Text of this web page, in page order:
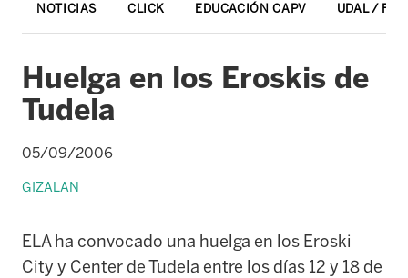
NOTICIAS CLICK EDUCACIÓN CAPV UDAL /
Huelga en los Eroskis de
Tudela
05/09/2006
GIZALAN
ELA ha convocado una huelga en los Eroski
City y Center de Tudela entre los días 12 y 18 de